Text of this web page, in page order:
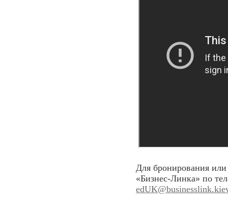
Для бронирования или
«Бизнес-Линка» по